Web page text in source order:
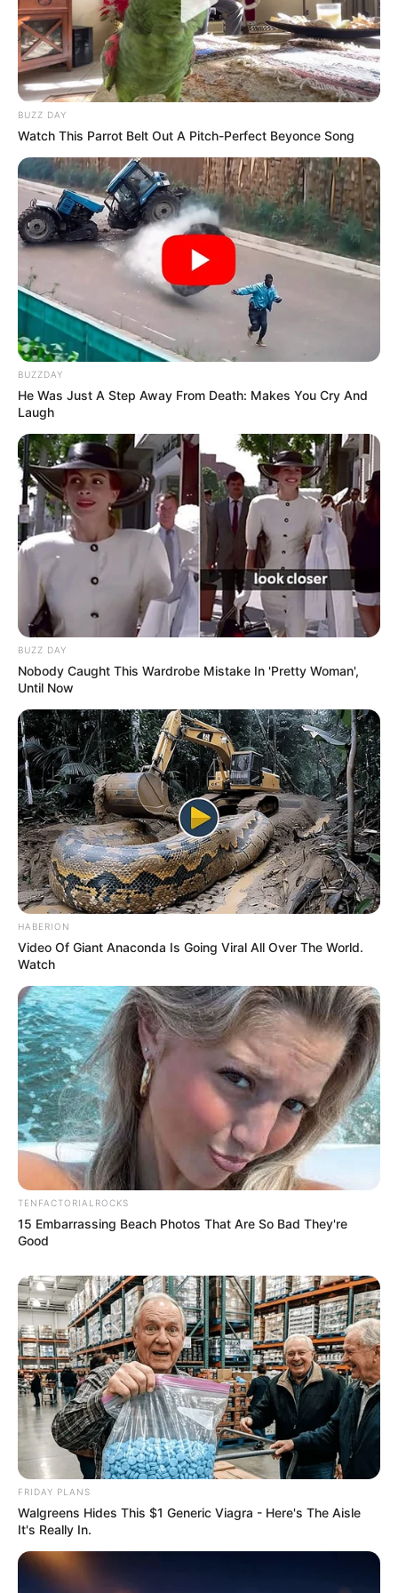
15 – JUST IN TIME BLUE
Ce hongre de 5 ans semble être en pleine
progression. Lors de sa dernière sortie dans le
Quinté+ du 19 octobre, il a montré une belle fin de
course, terminant troisième sur un terrain similaire
longue pourrait l’avantager. Bon finisseur et
performant sur le terrain lourd, il pourrait bien se
glisser parmi les places d’honneur. À surveiller de
près.
7 – HONOR ROYAL
Honor Royal n’a pas encore su briller dans les gros
handicaps, mais sa récente rentrée est
encourageante. La distance de 4 300 mètres pourrait
mieux lui convenir et, avec sa fraîcheur, il pourrait
tirer son épingle du jeu. Bien que limité dans ses
performances passées à ce niveau, il peut
surprendre en décrochant un accessit.
A ne pas négliger dans ce
Quinté+!
4 – MONTABELLA
Cette jument de 5 ans a déjà montré de belles
qualités en haies et a obtenu un bon classement
dans un Groupe III en juin 2023. Elle a également
récemment prouvé sa forme en remportant une
course en steeple, ce qui laisse espérer une bonne
performance à Auteuil. La distance semble bien
adaptée, et son potentiel de progression la rend
particulièrement intéressante pour un bon
14 – CUNCERTO
Cuncerto est un cheval en progression dans les gros
handicaps et a récemment obtenu de bons accessits
dans cette catégorie. Même si sa première tentative à
Auteuil n’a pas été victorieuse, ses récents résultats
dans les courses de référence laissent entrevoir un
potentiel intéressant. Sa capacité à bien gérer le
terrain collant pourrait l’aider à réaliser une
performance solide.
BUZZ DAY
Watch This Parrot Belt Out A Pitch-Perfect Beyonce Song
BUZZDAY
He Was Just A Step Away From Death: Makes You Cry And
Laugh
BUZZ DAY
Nobody Caught This Wardrobe Mistake In 'Pretty Woman',
Until Now
HABERION
Video Of Giant Anaconda Is Going Viral All Over The World.
Watch
TENFACTORIALROCKS
15 Embarrassing Beach Photos That Are So Bad They're
Good
FRIDAY PLANS
Walgreens Hides This $1 Generic Viagra - Here's The Aisle
It's Really In.